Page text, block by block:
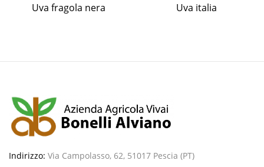
Uva fragola nera Uva italia
Indirizzo: Via Campolasso, 62, 51017 Pescia (PT)